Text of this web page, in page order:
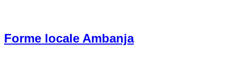
Forme locale Ambanja